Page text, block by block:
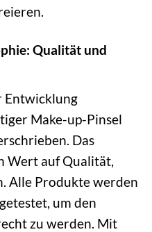
Qualität und
Entwicklung
Make-up-Pinsel
Das
Wert auf Qualität,
Alle Produkte werden
um den
zu werden. Mit